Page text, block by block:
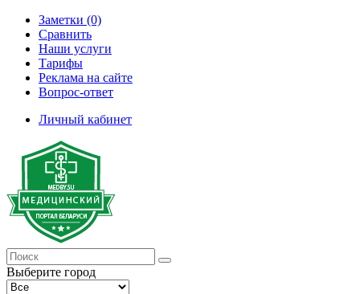
Заметки (0)
Сравнить
Наши услуги
Тарифы
Реклама на сайте
Вопрос-ответ
Личный кабинет
Выберите город